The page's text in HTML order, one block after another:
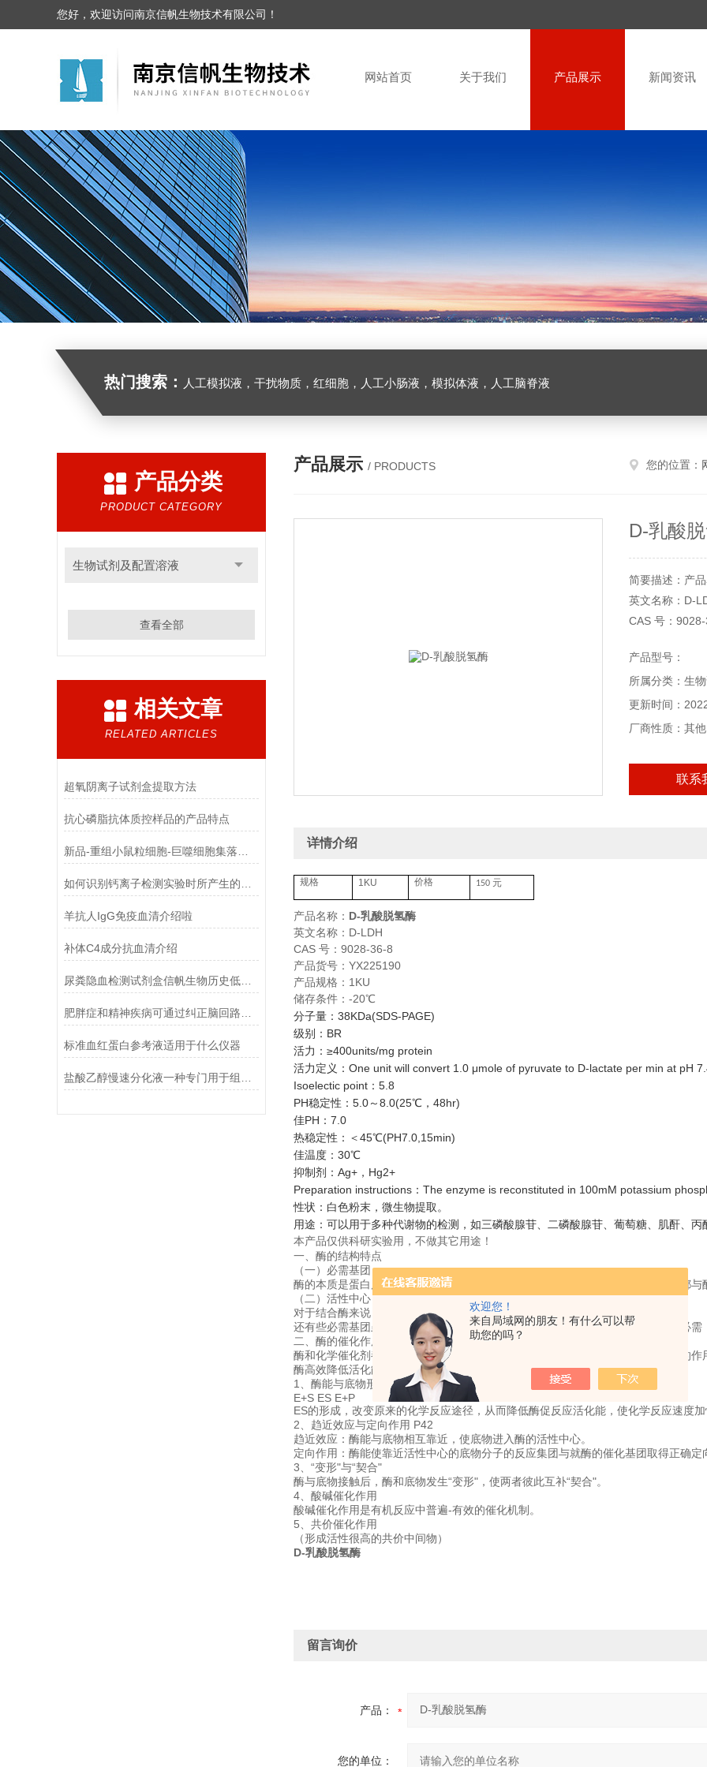
欢迎您！
来自局域网的朋友！有什么可以帮
助您的吗？
您好，欢迎访问南京信帆生物技术有限公司！
网站首页 关于我们 产品展示 新闻资讯
热门搜索： 人工模拟液，干扰物质，红细胞，人工小肠液，模拟体液，人工脑脊液
产品分类
PRODUCT CATEGORY
生物试剂及配置溶液
查看全部
相关文章
RELATED ARTICLES
超氧阴离子试剂盒提取方法
抗心磷脂抗体质控样品的产品特点
羊抗人IgG免疫血清介绍啦
补体C4成分抗血清介绍
尿粪隐血检测试剂盒信帆生物历史低，*！
标准血红蛋白参考液适用于什么仪器
产品展示 / PRODUCTS 您的位置：
D-乳酸
简要描述：产
英文名称：D-
CAS 号：
产品规格：1KU
储存条件：-
本产品仅供科
产品型号：
所属分类：生
更新时间：
厂商性质：其他
联系
详情介绍
规格 1KU 价格 150 元
产品名称： D-乳酸脱氢酶
英文名称：D-LDH
CAS 号：9028-36-8
产品货号：YX225190
产品规格：1KU
储存条件：-20℃
分子量：38KDa(SDS-PAGE)
级别：BR
活力：≥400units/mg protein
活力定义：One unit will convert 1.0 μmole of pyruvate to D-lactate per min at pH
Isoelectic point：5.8
PH稳定性：5.0～8.0(25℃，48hr)
佳PH：7.0
热稳定性：＜45℃(PH7.0,15min)
佳温度：30℃
抑制剂：Ag+，Hg2+
Preparation instructions：The enzyme is reconstituted in 100mM potassium
性状：白色粉末，微生物提取。
用途：可以用于多种代谢物的检测，如三磷酸腺苷、二磷酸腺苷、葡萄糖、肌酐、
本产品仅供科研实验用，不做其它用途！
一、酶的结构特点
（一）必需基团
酶的本质是蛋白质，组成酶分子的氨基酸中存在许多化学基团，但这些基团并不都
（二）活性中心
对于结合酶来说，辅酶或辅基上的一部分往往也是活性中心的组成成分。
还有些必需基团虽然不参加酶的活性中心组成，但维持酶活性中心的空间构象所必
二、酶的催化作用原理
酶和化学催化剂都能降低反应所需的活化能，但酶比一般化学催化剂降低活化能的作
酶高效降低活化能原因：
1、酶能与底物形成中复合物
E+S ES E+P
ES的形成，改变原来的化学反应途径，从而降低酶促反应活化能，使化学反应速度
2、趋近效应与定向作用 P42
趋近效应：酶能与底物相互靠近，使底物进入酶的活性中心。
定向作用：酶能使靠近活性中心的底物分子的反应集团与就酶的催化基团取得正确定
3、“变形"与“契合"
酶与底物接触后，酶和底物发生“变形"，使两者彼此互补“契合"。
4、酸碱催化作用
酸碱催化作用是有机反应中普遍-有效的催化机制。
5、共价催化作用
（形成活性很高的共价中间物）
D-乳酸脱氢酶
留言询价
产品：
您的单位：